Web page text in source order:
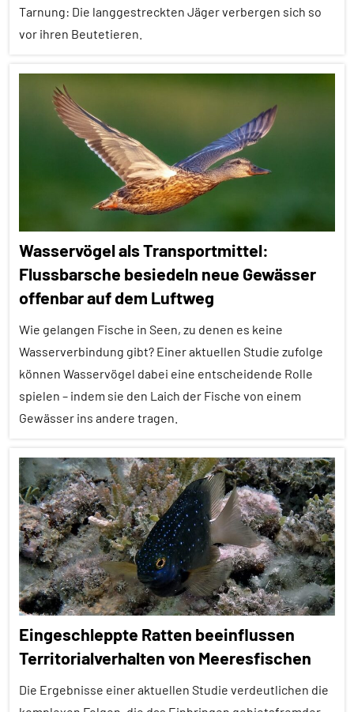
Kommunikation
Wirbeltiere
Tarnung: Die langgestreckten Jäger verbergen sich so
vor ihren Beutetieren.
Artikel
Forschung
aktuell
In
aller
Inter-
Spezies
Tarnung
Wasservögel als Transportmittel:
Flussbarsche besiedeln neue Gewässer
offenbar auf dem Luftweg
Wie gelangen Fische in Seen, zu denen es keine
Wasserverbindung gibt? Einer aktuellen Studie zufolge
können Wasservögel dabei eine entscheidende Rolle
spielen – indem sie den Laich der Fische von einem
Gewässer ins andere tragen.
Alle
Artikel
Alle
Themen
Alle
Tiergruppen
Empfohlene
Artikel
Fische
Forschung
Eingeschleppte Ratten beeinflussen
Territorialverhalten von Meeresfischen
Die Ergebnisse einer aktuellen Studie verdeutlichen die